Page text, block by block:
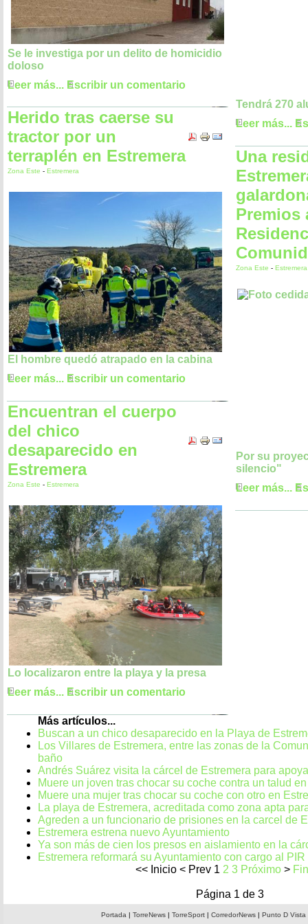
Se le investiga por un delito de homicidio
doloso
Leer más... Escribir un comentario
Herido tras caerse su
tractor por un
terraplén en Estremera
Zona Este - Estremera
El hombre quedó atrapado en la cabina
Leer más... Escribir un comentario
Encuentran el cuerpo
del chico
desaparecido en
Estremera
Zona Este - Estremera
Lo localizaron entre la playa y la presa
Leer más... Escribir un comentario
Tendrá 270
Leer más...
Una
Premios
Zona Este - Estremera
Por su
silencio"
Leer más...
Más artículos...
Buscan a un chico desaparecido en la Playa de
Los Villares de Estremera, entre las zonas de la
baño
Andrés Suárez visita la cárcel de Estremera para
Muere un joven tras chocar su coche contra un talud
Muere una mujer tras chocar su coche con otro en
La playa de Estremera, acreditada como zona apta
Agreden a un funcionario de prisiones en la carcel de
Estremera estrena nuevo Ayuntamiento
Ya son más de cien los presos en aislamiento en la
Estremera reformará su Ayuntamiento con cargo al PIR
<< Inicio < Prev 1 2 3 Próximo > Fin
Página 1 de 3
Portada | TorreNews| TorreSport| CorredorNews| Punto D Vista